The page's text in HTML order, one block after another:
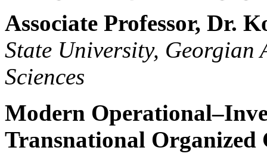
Associate Professor, Dr.
State University, Georgian
Sciences
Modern
Transnational Organized